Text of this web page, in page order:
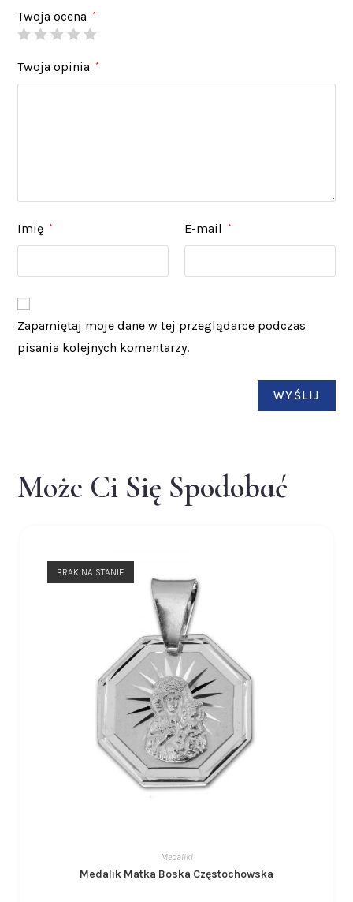
Twoja ocena *
Twoja opinia *
Imię * E-mail *
Zapamiętaj moje dane w tej przeglądarce podczas
pisania kolejnych komentarzy.
Może Ci Się Spodobać
BRAK NA STANIE
Medaliki
Medalik Matka Boska Częstochowska